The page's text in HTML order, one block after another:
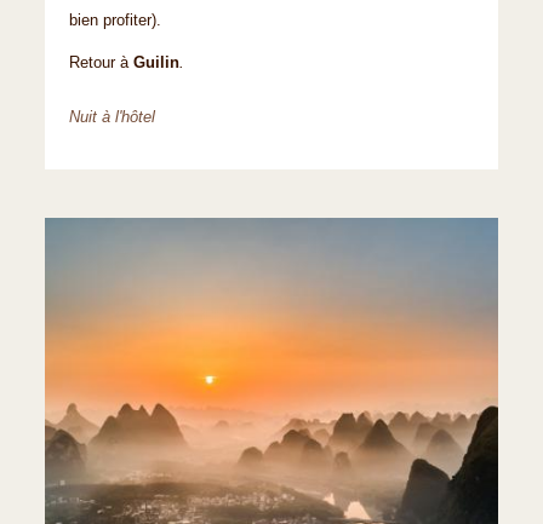
bien profiter).
Retour à Guilin.
Nuit à l'hôtel